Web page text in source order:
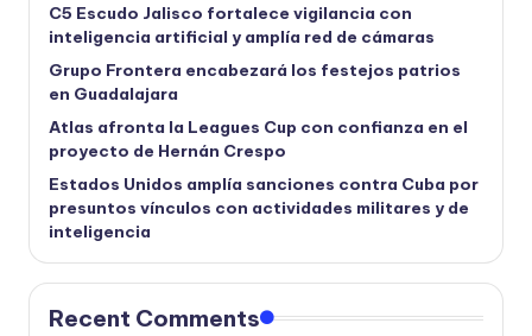
C5 Escudo Jalisco fortalece vigilancia con
inteligencia artificial y amplía red de cámaras
Grupo Frontera encabezará los festejos patrios
en Guadalajara
Atlas afronta la Leagues Cup con confianza en el
proyecto de Hernán Crespo
Estados Unidos amplía sanciones contra Cuba por
presuntos vínculos con actividades militares y de
inteligencia
Recent Comments